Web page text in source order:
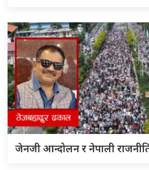
जेनजी आन्दोलन र नेपाली